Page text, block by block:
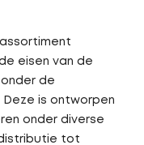
eisen van de
onder de
Deze is ontworpen
onder diverse
tot